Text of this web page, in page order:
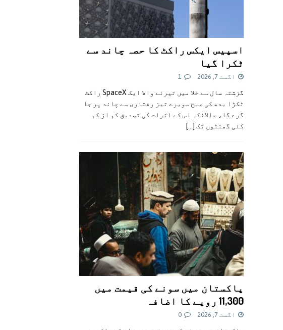
اسپیس ایکس راکٹ کا حصہ چاند سے
ٹکرا گیا
اگست 7, 2026 1
گزشتہ سال سے خلا میں تیرنے والا ایک SpaceX راکٹ
ٹکڑا بدھ کی صبح سویرے تیز رفتاری سے چاند پر جا
گرے گا، حالانکہ اس کے اثرات کی تصدیق کم از کم
کئی گھنٹوں تک [...]
پاکستان میں سونے کی قیمت میں
11,300 روپے کا اضافہ
اگست 7, 2026 0